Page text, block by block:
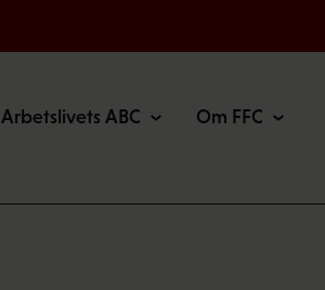
Arbetslivets ABC Om FFC